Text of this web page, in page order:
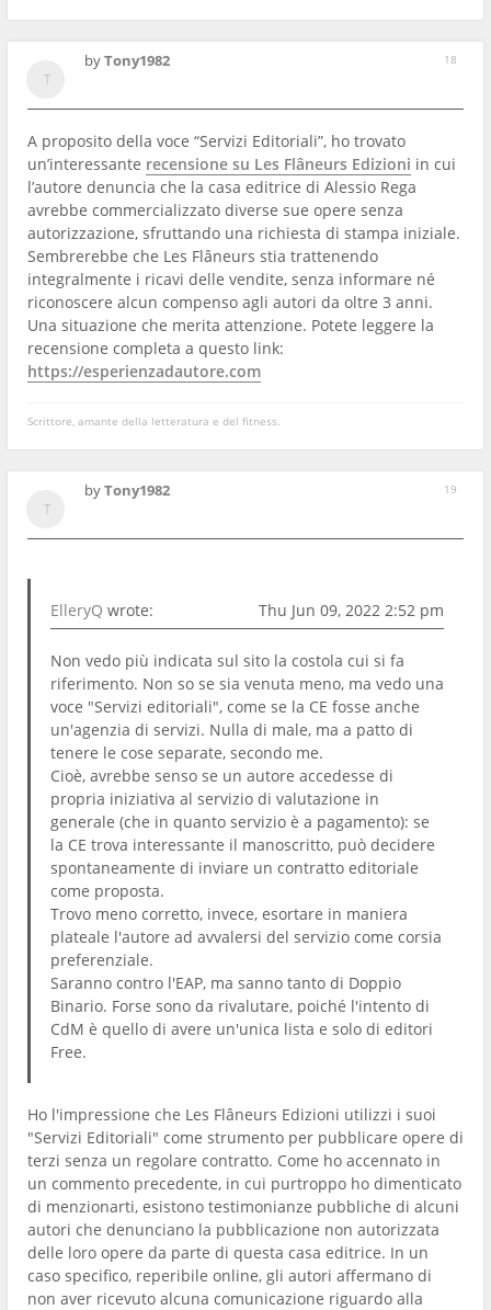
18
byTony1982
A proposito della voce “Servizi Editoriali”, ho trovato
un’interessante recensione su Les Flâneurs Edizioni in cui
l’autore denuncia che la casa editrice di Alessio Rega
avrebbe commercializzato diverse sue opere senza
autorizzazione, sfruttando una richiesta di stampa iniziale.
Sembrerebbe che Les Flâneurs stia trattenendo
integralmente i ricavi delle vendite, senza informare né
riconoscere alcun compenso agli autori da oltre 3 anni.
Una situazione che merita attenzione. Potete leggere la
recensione completa a questo link:
https://esperienzadautore.com
Scrittore, amante della letteratura e del fitness.
19
byTony1982
ElleryQ wrote: Thu Jun 09, 2022 2:52 pm
Non vedo più indicata sul sito la costola cui si fa
riferimento. Non so se sia venuta meno, ma vedo una
voce "Servizi editoriali", come se la CE fosse anche
un'agenzia di servizi. Nulla di male, ma a patto di
tenere le cose separate, secondo me.
Cioè, avrebbe senso se un autore accedesse di
propria iniziativa al servizio di valutazione in
generale (che in quanto servizio è a pagamento): se
la CE trova interessante il manoscritto, può decidere
spontaneamente di inviare un contratto editoriale
come proposta.
Trovo meno corretto, invece, esortare in maniera
plateale l'autore ad avvalersi del servizio come corsia
preferenziale.
Saranno contro l'EAP, ma sanno tanto di Doppio
Binario. Forse sono da rivalutare, poiché l'intento di
CdM è quello di avere un'unica lista e solo di editori
Free.
Ho l'impressione che Les Flâneurs Edizioni utilizzi i suoi
"Servizi Editoriali" come strumento per pubblicare opere di
terzi senza un regolare contratto. Come ho accennato in
un commento precedente, in cui purtroppo ho dimenticato
di menzionarti, esistono testimonianze pubbliche di alcuni
autori che denunciano la pubblicazione non autorizzata
delle loro opere da parte di questa casa editrice. In un
caso specifico, reperibile online, gli autori affermano di
non aver ricevuto alcuna comunicazione riguardo alla